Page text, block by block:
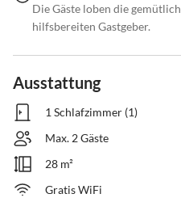
Die Gäste loben die
hilfsbereiten Gastgeber.
Ausstattung
1 Schlafzimmer (1)
Max. 2 Gäste
28 m²
Gratis WiFi